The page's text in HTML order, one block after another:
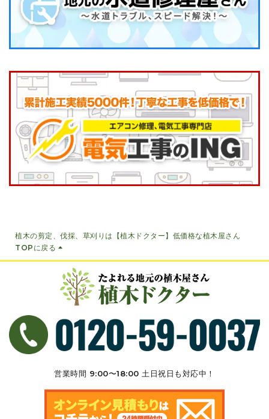
植木の剪定、伐採、草刈りは【植木ドクター】低価格な植木屋さん
TOPに戻る
営業時間 9:00〜18:00 ⼟⽇祝⽇も対応中！